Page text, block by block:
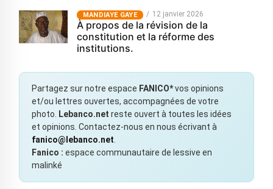
MANDIAYE GAYE 12 janvier 2026
À propos de la révision de la
constitution et la réforme des
institutions.
Partagez sur notre espace FANICO*vos opinions
et/ou lettres ouvertes, accompagnées de votre
photo.
Lebanco.net reste ouvert à toutes les idées
et opinions. Contactez-nous en nous écrivant à
fanico@lebanco.net
Fanico : espace communautaire de lessive en
malinké